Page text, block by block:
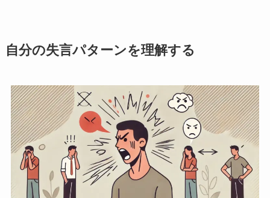
自分の失言パターンを理解する